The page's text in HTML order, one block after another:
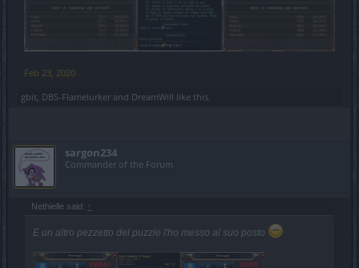
Feb 23, 2020
gbit, DBS-Flamelurker and DreamWill like this.
sargon234
Commander of the Forum
Nethielle said: ↑
E un altro pezzetto del puzzle l'ho messo al suo posto